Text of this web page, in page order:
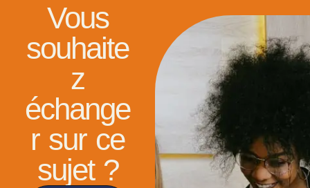
Vous
souhaite
z
échange
r sur ce
sujet ?